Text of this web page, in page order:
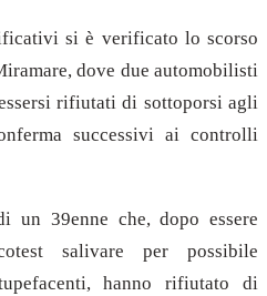
si è verificato lo scorso
dove due automobilisti
rifiutati di sottoporsi agli
successivi ai controlli
un 39enne che, dopo essere
salivare per possibile
hanno rifiutato di